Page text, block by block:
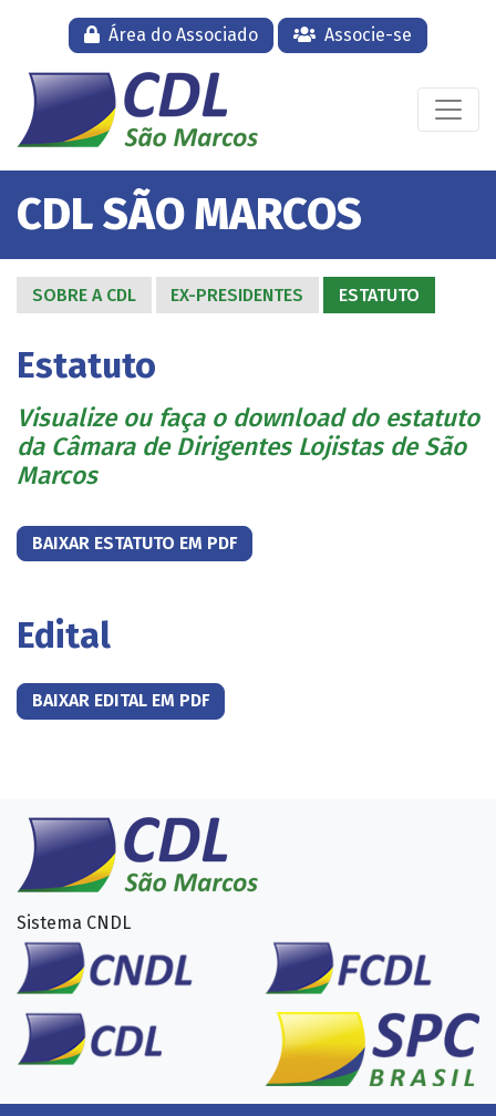
Área do Associado Associe-se
CDL SÃO MARCOS
SOBRE A CDL EX-PRESIDENTES ESTATUTO
Estatuto
Visualize ou faça o download do estatuto
da Câmara de Dirigentes Lojistas de São
Marcos
BAIXAR ESTATUTO EM PDF
Edital
BAIXAR EDITAL EM PDF
Sistema CNDL